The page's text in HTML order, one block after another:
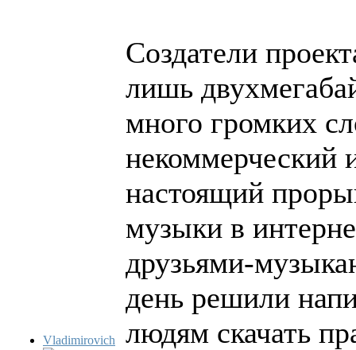
Vladimirovich
Создатели
лишь
много громких
некоммерческий
настоящий
музыки в
друзьями-
день решили
людям скачать